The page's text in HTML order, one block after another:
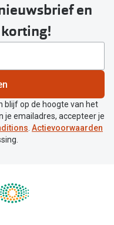
en
blijf op de hoogte van het
je emailadres, accepteer je
. Actievoorwaarden